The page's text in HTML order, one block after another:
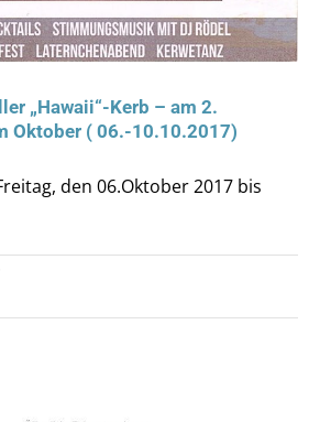
„Hawaii“-Kerb – am 2.
Oktober ( 06.-10.10.2017)
den 06.Oktober 2017 bis